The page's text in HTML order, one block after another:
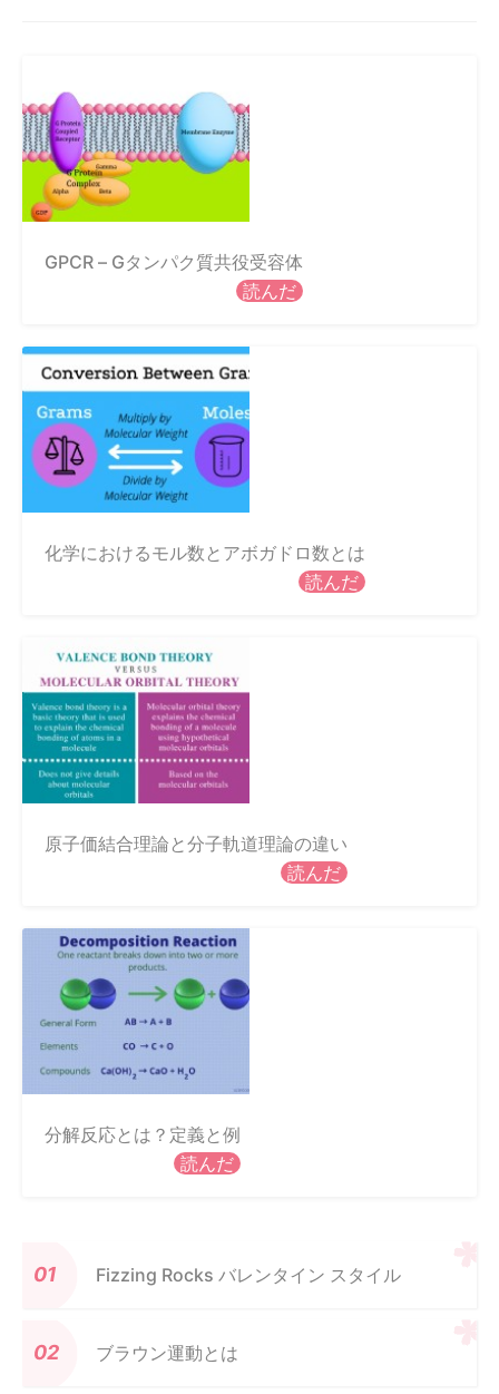
GPCR – Gタンパク質共役受容体
読んだ
化学におけるモル数とアボガドロ数とは
読んだ
原子価結合理論と分子軌道理論の違い
読んだ
分解反応とは？定義と例
読んだ
Fizzing Rocks バレンタイン スタイル
ブラウン運動とは